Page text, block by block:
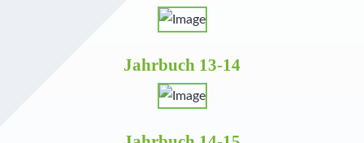
Jahrbuch 13-14